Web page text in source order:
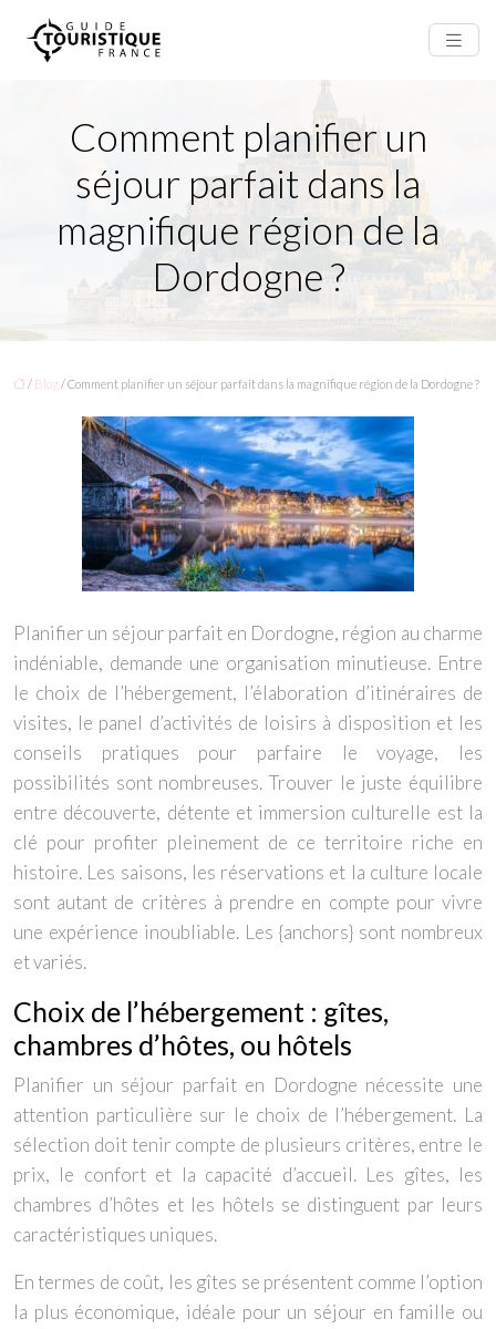
Comment planifier un
séjour parfait dans la
magnifique région de la
Dordogne ?
/ Blog/ Comment planifier un séjour parfait dans la magnifique région de la Dordogne ?
Planifier un séjour parfait en Dordogne, région au charme
indéniable, demande une organisation minutieuse. Entre
le choix de l’hébergement, l’élaboration d’itinéraires de
visites, le panel d’activités de loisirs à disposition et les
conseils pratiques pour parfaire le voyage, les
possibilités sont nombreuses. Trouver le juste équilibre
entre découverte, détente et immersion culturelle est la
clé pour profiter pleinement de ce territoire riche en
histoire. Les saisons, les réservations et la culture locale
sont autant de critères à prendre en compte pour vivre
une expérience inoubliable. Les {anchors} sont nombreux
et variés.
Choix de l’hébergement : gîtes,
chambres d’hôtes, ou hôtels
Planifier un séjour parfait en Dordogne nécessite une
attention particulière sur le choix de l’hébergement. La
sélection doit tenir compte de plusieurs critères, entre le
prix, le confort et la capacité d’accueil. Les gîtes, les
chambres d’hôtes et les hôtels se distinguent par leurs
caractéristiques uniques.
En termes de coût, les gîtes se présentent comme l’option
la plus économique, idéale pour un séjour en famille ou